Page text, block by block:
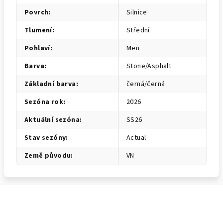
Povrch:
Silnice
Tlumení:
Střední
Pohlaví:
Men
Barva:
Stone/Asphalt
Základní barva:
černá/černá
Sezóna rok:
2026
Aktuální sezóna:
SS26
Stav sezóny:
Actual
Země původu: VN